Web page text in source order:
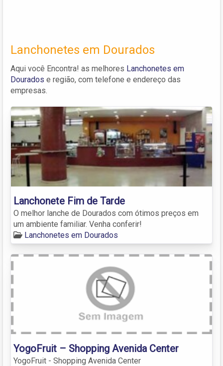
Lanchonetes em Dourados
Aqui você Encontra! as melhores Lanchonetes em
Dourados e região, com telefone e endereço das
empresas.
Lanchonete Fim de Tarde
O melhor lanche de Dourados com ótimos preços em
um ambiente familiar. Venha conferir!
Lanchonetes em Dourados
YogoFruit – Shopping Avenida Center
YogoFruit - Shopping Avenida Center